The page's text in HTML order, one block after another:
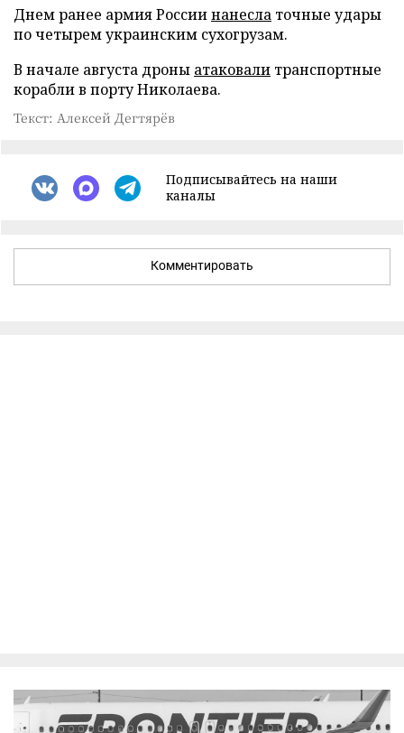
Днем ранее армия Россиинанесла точные удары
по четырем украинским сухогрузам.
В начале августа дроны атаковали транспортные
корабли в порту Николаева.
Текст: Алексей Дегтярёв
Подписывайтесь на наши
каналы
Комментировать